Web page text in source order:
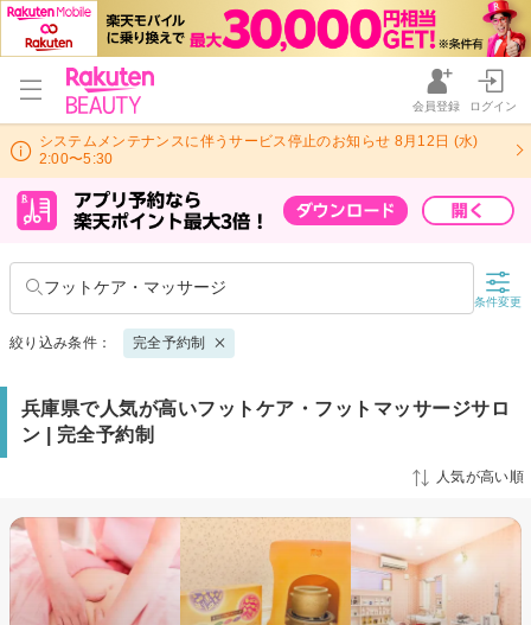
会員登録 ログイン
システムメンテナンスに伴うサービス停止のお知らせ 8月12日 (水)
2:00〜5:30
フットケア・マッサージ
条件変更
絞り込み条件： 完全予約制
兵庫県で人気が高いフットケア・フットマッサージサロ
ン | 完全予約制
人気が高い順